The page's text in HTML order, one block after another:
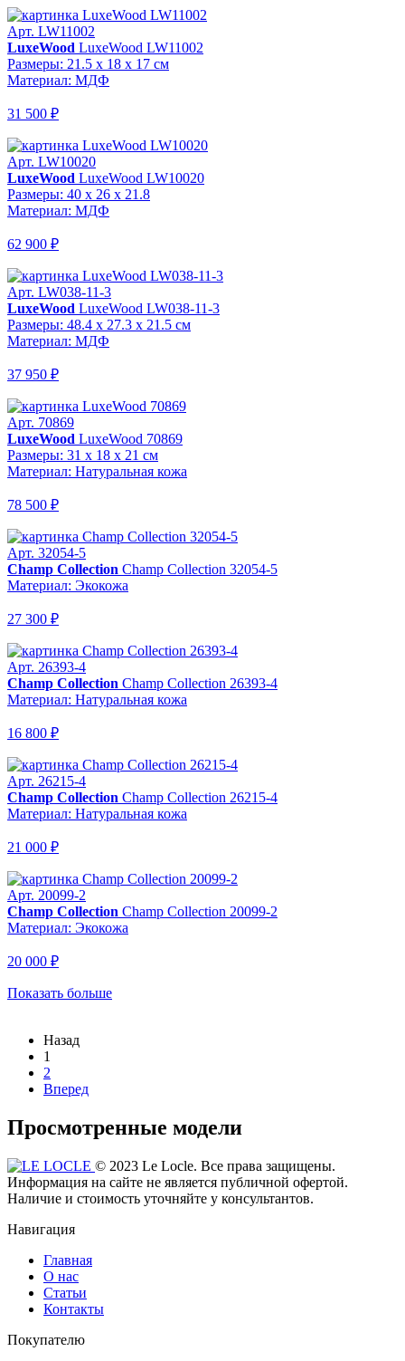
Арт. LW11002
LuxeWood LuxeWood LW11002
Размеры: 21.5 x 18 x 17 см
Материал: МДФ
31 500 ₽
Арт. LW10020
LuxeWood LuxeWood LW10020
Размеры: 40 x 26 x 21.8
Материал: МДФ
62 900 ₽
Арт. LW038-11-3
LuxeWood LuxeWood LW038-11-3
Размеры: 48.4 x 27.3 x 21.5 см
Материал: МДФ
37 950 ₽
Арт. 70869
LuxeWood LuxeWood 70869
Размеры: 31 x 18 x 21 см
Материал: Натуральная кожа
78 500 ₽
Арт. 32054-5
Champ Collection Champ Collection 32054-5
Материал: Экокожа
27 300 ₽
Арт. 26393-4
Champ Collection Champ Collection 26393-4
Материал: Натуральная кожа
16 800 ₽
Арт. 26215-4
Champ Collection Champ Collection 26215-4
Материал: Натуральная кожа
21 000 ₽
Арт. 20099-2
Champ Collection Champ Collection 20099-2
Материал: Экокожа
20 000 ₽
Показать больше
Назад
1
2
Вперед
Просмотренные модели
© 2023 Le Locle. Все права защищены.
Информация на сайте не является публичной офертой.
Наличие и стоимость уточняйте у консультантов.
Навигация
Главная
О нас
Статьи
Контакты
Покупателю